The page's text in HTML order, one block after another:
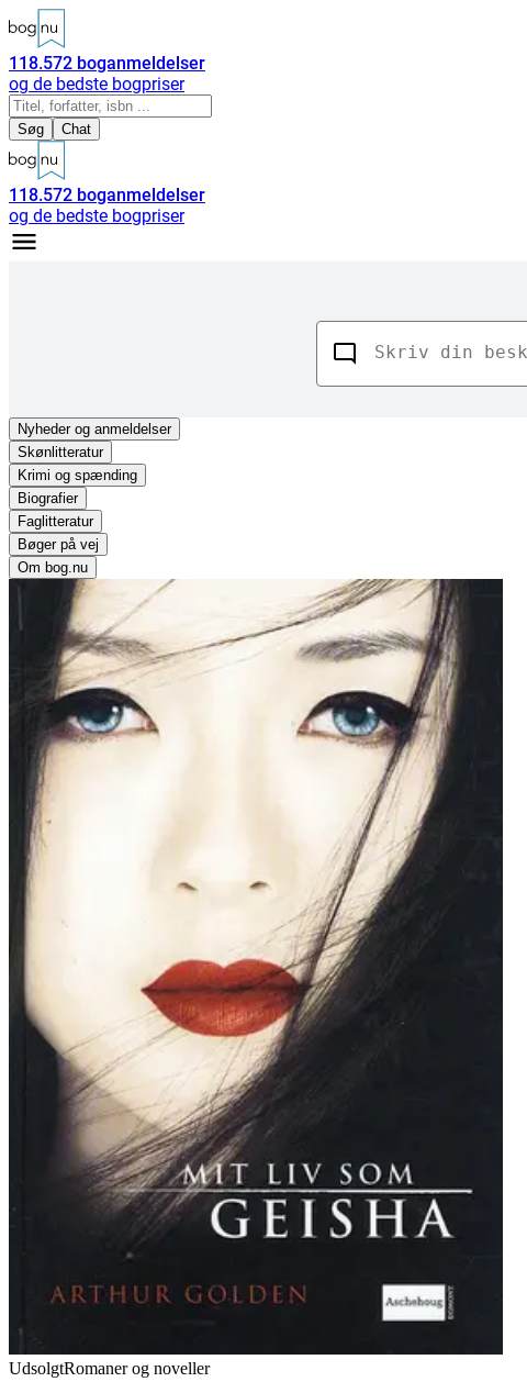
118.572 boganmeldelser
og de bedste bogpriser
Søg Chat
118.572 boganmeldelser
og de bedste bogpriser
Nyhederog anmeldelser
Skønlitteratur
Krimi og spænding
Biografier
Faglitteratur
Bøger på vej
Om bog.nu
UdsolgtRomaner og noveller